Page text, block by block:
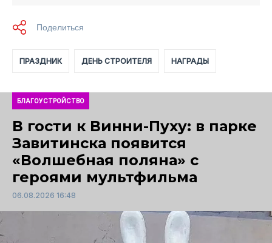
ПРАЗДНИК ДЕНЬ СТРОИТЕЛЯ НАГРАДЫ
БЛАГОУСТРОЙСТВО
В гости к Винни-Пуху: в парке
Завитинска появится
«Волшебная поляна» с
героями мультфильма
06.08.2026 16:48